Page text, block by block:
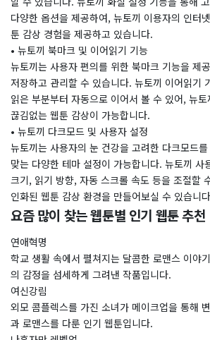
다양한 옵션을 제공하여, 뉴토끼 이용자의 인터
툰 감상 경험을 제공하고 있습니다.
• 뉴토끼 북마크 및 이어읽기 기능
뉴토끼는 사용자 편의를 위한 북마크 기능을 제
저장하고 관리할 수 있습니다. 뉴토끼 이어읽기
읽은 부분부터 자동으로 이어서 볼 수 있어, 뉴
끊김없는 웹툰 감상이 가능합니다.
• 뉴토끼 다크모드 및 사용자 설정
뉴토끼는 사용자의 눈 건강을 고려한 다크모드
맞는 다양한 테마 설정이 가능합니다. 뉴토끼 사
크기, 읽기 방향, 자동 스크롤 속도 등을 조절할
인화된 웹툰 감상 환경을 만들어보실 수 있습니
요즘 많이 찾는 웹툰별 인기 웹툰 추천
연애혁명
학교 생활 속에서 펼쳐지는 달콤한 로맨스 이야
의 감정을 섬세하게 그려낸 작품입니다.
여신강림
외모 콤플렉스를 가진 소녀가 메이크업을 통해
과 로맨스를 다룬 인기 웹툰입니다.